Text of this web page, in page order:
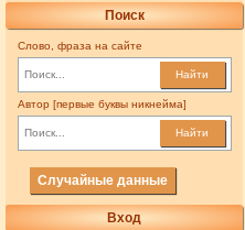
Поиск
Слово, фраза на сайте
Найти
Автор [первые буквы никнейма]
Найти
Случайные данные
Вход